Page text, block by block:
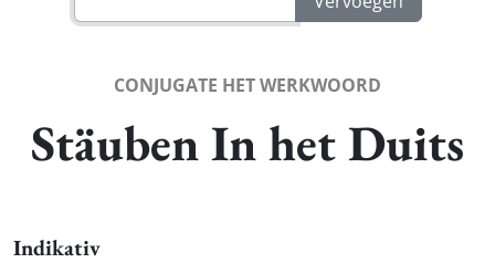
CONJUGATE HET WERKWOORD
Stäuben In het Duits
Indikativ